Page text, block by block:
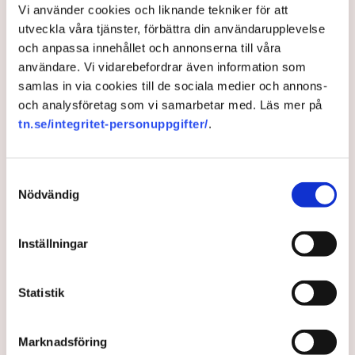
Vi använder cookies och liknande tekniker för att
utveckla våra tjänster, förbättra din användarupplevelse
och anpassa innehållet och annonserna till våra
användare. Vi vidarebefordrar även information som
samlas in via cookies till de sociala medier och annons-
och analysföretag som vi samarbetar med. Läs mer på
tn.se/integritet-personuppgifter/.
Nödvändig
Inställningar
Statistik
Marknadsföring
tomma, kan användas till små vinbarer och ölcaféer”,
skriver Fredrik Kopsch, chefsekonom på Timbro, på
Sydsvenskans opinionssida.
4 months ago | Av: Redaktionen
ointresserad av